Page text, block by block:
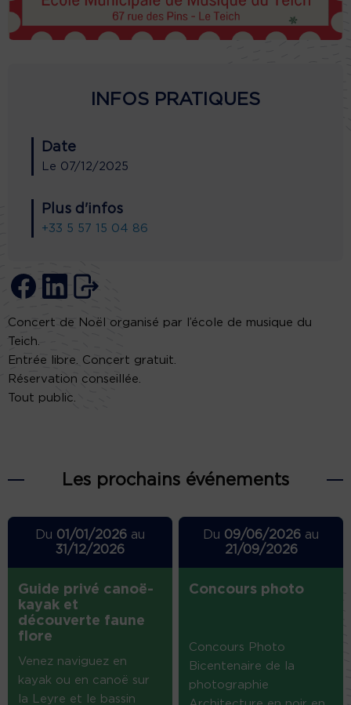
INFOS PRATIQUES
Date
Le 07/12/2025
Plus d'infos
+33 5 57 15 04 86
Concert de Noël organisé par l’école de musique du
Teich.
Entrée libre. Concert gratuit.
Réservation conseillée.
Tout public.
Les prochains événements
Du 01/01/2026au
31/12/2026
Guide privé canoë-
kayak et
découverte faune
flore
Venez naviguez en
kayak ou en canoë sur
la Leyre et le bassin
Du 09/06/2026 au
21/09/2026
Concours photo
Concours Photo
Bicentenaire de la
photographie